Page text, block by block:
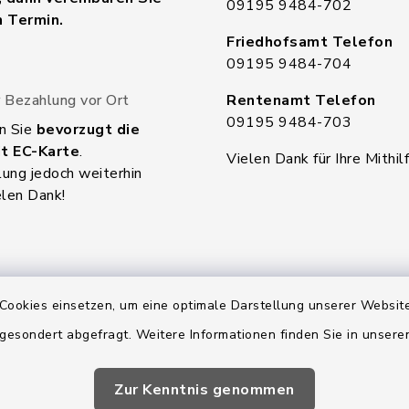
einsetzen, um eine optimale Darstellung unserer
abgefragt. Weitere Informationen finden Sie in
Zur Kenntnis genommen
vor Ort
Sie bevorzugt die
EC-Karte.
jedoch weiterhin
Dank!
09195 9484-702
Friedhofsamt Telefon
09195 9484-704
Rentenamt Telefon
09195 9484-703
Vielen Dank für Ihre